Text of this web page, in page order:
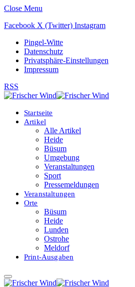
Close Menu
Facebook X (Twitter) Instagram
Pingel-Witte
Datenschutz
Privatsphäre-Einstellungen
Impressum
RSS
Startseite
Artikel
Alle Artikel
Heide
Büsum
Umgebung
Veranstaltungen
Sport
Pressemeldungen
Veranstaltungen
Orte
Büsum
Heide
Lunden
Ostrohe
Meldorf
Print-Ausgaben